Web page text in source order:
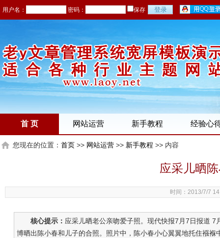
用户名： 密码： 保存
首 页 网站运营 新手教程 经验心
您现在的位置： 首页 >> 网站运营 >> 新手教程 >> 内容
应采儿晒
时间：2013/7/7
核心提示： 应采儿晒老公亲吻爱子照。现代快报7月7日报道
博晒出陈小春和儿子的合照。照片中，陈小春小心翼翼地托住襁